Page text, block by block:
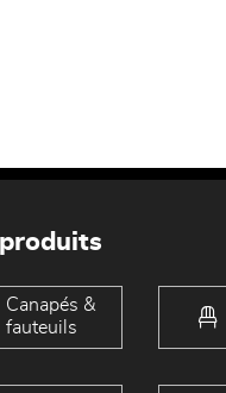
Canapés &
fauteuils